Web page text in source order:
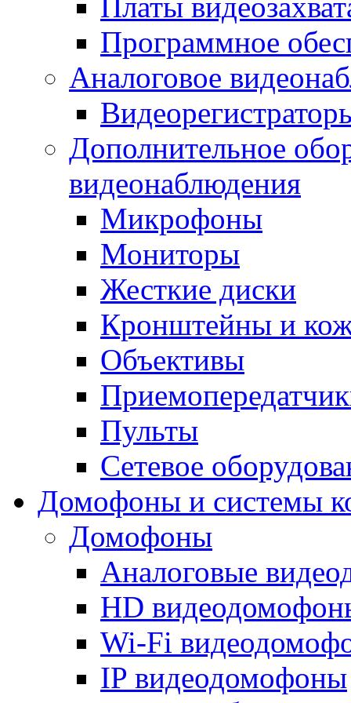
Программное
Аналоговое
Дополнительное
видеонаблюдения
Микрофоны
Мониторы
Жесткие диски
Кронштейны и
Объективы
Пульты
Сетевое
Домофоны и системы
Домофоны
Аналоговые
HD
Wi-Fi
IP видеодомофоны